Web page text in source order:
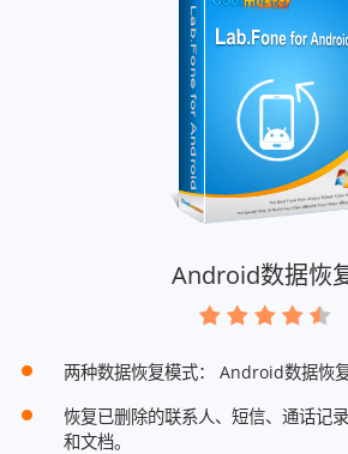
Android数据恢
两种数据恢复模式： Android数据恢复
恢复已删除的联系人、短信、通话记
和文档。